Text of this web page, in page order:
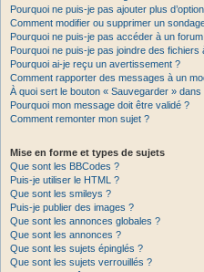
Pourquoi ne puis-je pas ajouter plus
Comment modifier ou supprimer un
Pourquoi ne puis-je pas accéder à un
Pourquoi ne puis-je pas joindre des fichiers
Pourquoi ai-je reçu un avertissement ?
Comment rapporter des messages à un
À quoi sert le bouton « Sauvegarder »
Pourquoi mon message doit être validé ?
Comment remonter mon sujet ?
Mise en forme et types de sujets
Que sont les BBCodes ?
Puis-je utiliser le HTML ?
Que sont les smileys ?
Puis-je publier des images ?
Que sont les annonces globales ?
Que sont les annonces ?
Que sont les sujets épinglés ?
Que sont les sujets verrouillés ?